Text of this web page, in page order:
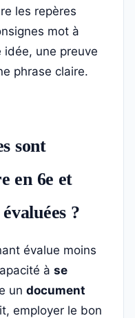
les repères
mot à
une preuve
phrase claire.
sont
en 6e et
?
évalue moins
à se
un document
employer le bon